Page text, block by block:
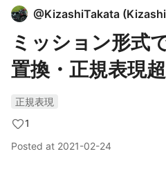
@KizashiTakata (
ミッション形式
置換・正規表現
正規表現
1
Posted at 2021-02-24